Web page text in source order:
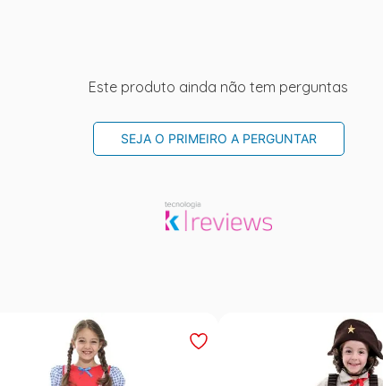
Este produto ainda não tem perguntas
SEJA O PRIMEIRO A PERGUNTAR